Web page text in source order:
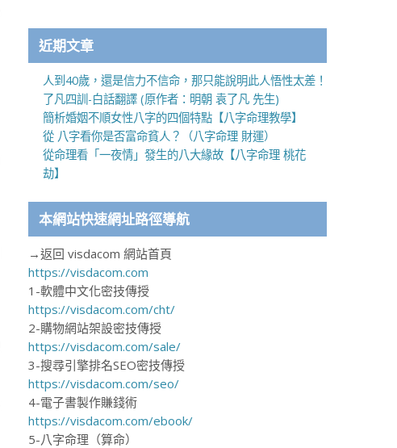
近期文章
人到40歲，還是信力不信命，那只能說明此人悟性太差！
了凡四訓-白話翻譯 (原作者：明朝 袁了凡 先生)
簡析婚姻不順女性八字的四個特點【八字命理教學】
從 八字看你是否富命貧人？（八字命理 財運）
從命理看「一夜情」發生的八大緣故【八字命理 桃花
劫】
本網站快速網址路徑導航
→返回 visdacom 網站首頁
https://visdacom.com
1-軟體中文化密技傳授
https://visdacom.com/cht/
2-購物網站架設密技傳授
https://visdacom.com/sale/
3-搜尋引擎排名SEO密技傳授
https://visdacom.com/seo/
4-電子書製作賺錢術
https://visdacom.com/ebook/
5-八字命理（算命）